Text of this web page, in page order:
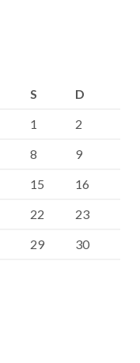
S
D
1
2
8
9
15
16
22
23
29
30